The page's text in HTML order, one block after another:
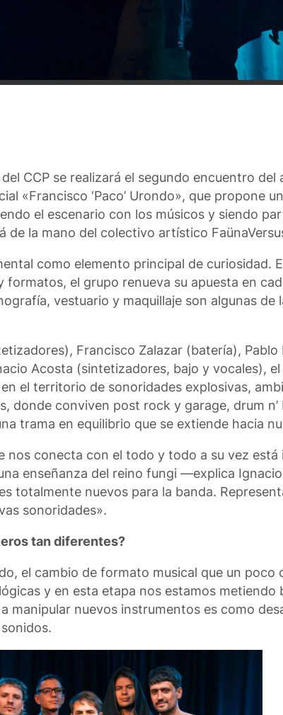
CCP se realizará el segundo encuentro del
«Francisco ‘Paco’ Urondo», que propone
el escenario con los músicos y siendo
la mano del colectivo artístico
como elemento principal de curiosidad.
el grupo renueva su apuesta en
vestuario y maquillaje son algunas de
Francisco Zalazar (batería),
Acosta (sintetizadores, bajo y vocales),
el territorio de sonoridades explosivas,
donde conviven post rock y garage, drum
trama en equilibrio que se extiende hacia
nos conecta con el todo y todo a su vez
enseñanza del reino fungi —explica
totalmente nuevos para la banda.
sonoridades».
tan diferentes?
el cambio de formato musical que un poco
y en esta etapa nos estamos metiendo
manipular nuevos instrumentos es como